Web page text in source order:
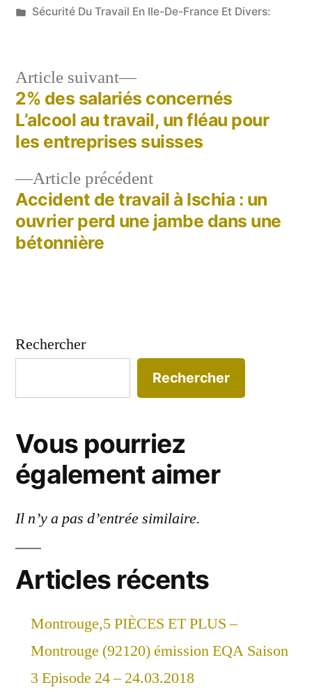
par
Publié
Sécurité Du Travail En Ile-De-France Et Divers:
Navigation
de
l’article
Article précédentArticle
précédent :
Accident de travail à Ischia : un
ouvrier perd une jambe dans une
bétonnière
Article suivant
Article
suivant :
2% des salariés concernés
L’alcool au travail, un fléau pour
les entreprises suisses
Rechercher
Rechercher
Vous pourriez
également aimer
Il n’y a pas d’entrée similaire.
Articles récents
Montrouge,5 PIÈCES ET PLUS –
Montrouge (92120) émission EQA Saison
3 Episode 24 – 24.03.2018